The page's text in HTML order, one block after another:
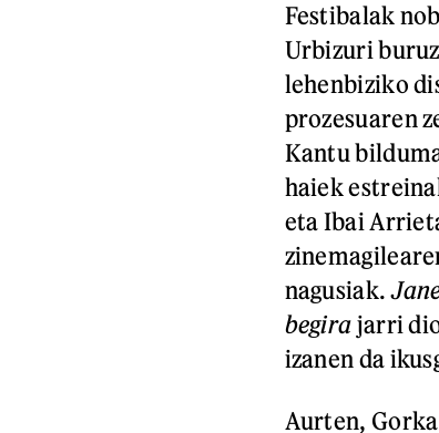
Festibalak
Urbizuri
lehenbiziko
prozesuaren
Kantu
haiek
eta Ibai
nagusiak.
begira jarri
izanen da
Aurten,